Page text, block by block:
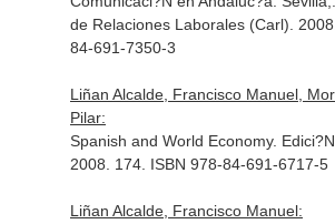
de Relaciones Laborales (Carl).
84-691-7350-3
Liñan Alcalde, Francisco Manuel,
Pilar:
Spanish and World Economy.
2008. 174. ISBN 978-84-691-6717-5
Liñan Alcalde, Francisco Manuel: